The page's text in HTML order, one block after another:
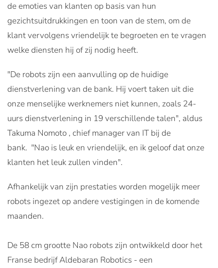
de emoties van klanten op basis van hun
gezichtsuitdrukkingen en toon van de stem, om de
klant vervolgens vriendelijk te begroeten en te vragen
welke diensten hij of zij nodig heeft.
"De robots zijn een aanvulling op de huidige
dienstverlening van de bank. Hij voert taken uit die
onze menselijke werknemers niet kunnen, zoals 24-
uurs dienstverlening in 19 verschillende talen", aldus
Takuma Nomoto , chief manager van IT bij de
bank. "Nao is leuk en vriendelijk, en ik geloof dat onze
klanten het leuk zullen vinden".
Afhankelijk van zijn prestaties worden mogelijk meer
robots ingezet op andere vestigingen in de komende
maanden.
De 58 cm grootte Nao robots zijn ontwikkeld door het
Franse bedrijf Aldebaran Robotics - een